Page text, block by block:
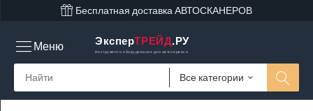
Бесплатная доставка АВТОСКАНЕРОВ
ЭксперТРЕЙД.РУ
Инструмент и оборудование для автосервиса
Все категории
Меню